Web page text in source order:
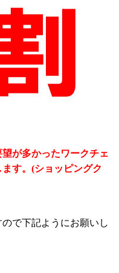
が多かったワークチェ
す。(ショッピングク
で下記ようにお願いし